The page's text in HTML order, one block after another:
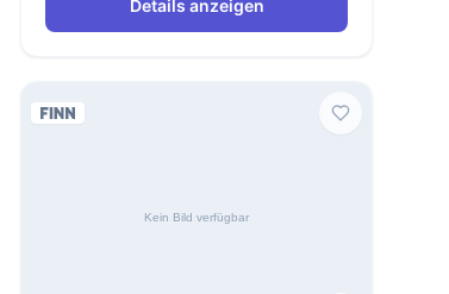
Details anzeigen